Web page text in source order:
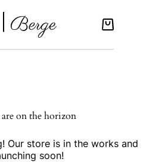
on the horizon
Our store is in the works and
soon!